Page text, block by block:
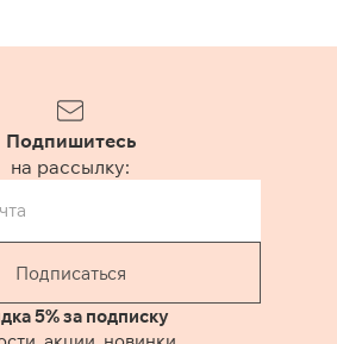
Подпишитесь
на рассылку:
Подписаться
5% за подписку